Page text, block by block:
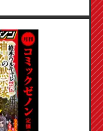
of the
၆ ကို
စီစဉ်ထားပါ